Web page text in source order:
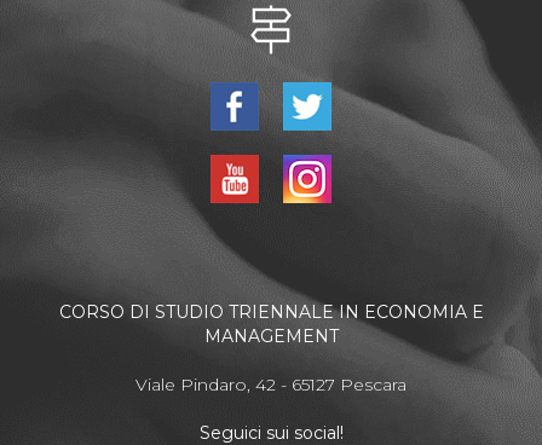
CORSO DI STUDIO TRIENNALE IN ECONOMIA E
MANAGEMENT
Viale Pindaro, 42 - 65127 Pescara
Seguici sui social!